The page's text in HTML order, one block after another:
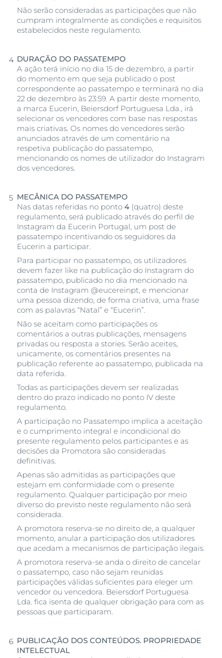
Não serão consideradas as participações que não
cumpram integralmente as condições e requisitos
estabelecidos neste regulamento.
DURAÇÃO DO PASSATEMPO
A ação terá início no dia 15 de dezembro, a partir
do momento em que seja publicado o post
correspondente ao passatempo e terminará no dia
22 de dezembro às 23:59. A partir deste momento,
a marca Eucerin, Beiersdorf Portuguesa Lda., irá
selecionar os vencedores com base nas respostas
mais criativas. Os nomes do vencedores serão
anunciados através de um comentário na
respetiva publicação do passatempo,
mencionando os nomes de utilizador do Instagram
dos vencedores.
MECÂNICA DO PASSATEMPO
Nas datas referidas no ponto 4 (quatro) deste
regulamento, será publicado através do perfil de
Instagram da Eucerin Portugal, um post de
passatempo incentivando os seguidores da
Eucerin a participar.
Para participar no passatempo, os utilizadores
devem fazer like na publicação do Instagram do
passatempo, publicado no dia mencionado na
conta de Instagram @eucereinpt, e mencionar
uma pessoa dizendo, de forma criativa, uma frase
com as palavras “Natal” e “Eucerin”.
Não se aceitam como participações os
comentários a outras publicações, mensagens
privadas ou resposta a stories. Serão aceites,
unicamente, os comentários presentes na
publicação referente ao passatempo, publicada na
data referida.
Todas as participações devem ser realizadas
dentro do prazo indicado no ponto IV deste
regulamento.
A participação no Passatempo implica a aceitação
e o cumprimento integral e incondicional do
presente regulamento pelos participantes e as
decisões da Promotora são consideradas
definitivas.
Apenas são admitidas as participações que
estejam em conformidade com o presente
regulamento. Qualquer participação por meio
diverso do previsto neste regulamento não será
considerada.
A promotora reserva-se no direito de, a qualquer
momento, anular a participação dos utilizadores
que acedam a mecanismos de participação ilegais.
A promotora reserva-se anda o direito de cancelar
o passatempo, caso não sejam reunidas
participações válidas suficientes para eleger um
vencedor ou vencedora. Beiersdorf Portuguesa
Lda. fica isenta de qualquer obrigação para com as
pessoas que participaram.
PUBLICAÇÃO DOS CONTEÚDOS. PROPRIEDADE
INTELECTUAL